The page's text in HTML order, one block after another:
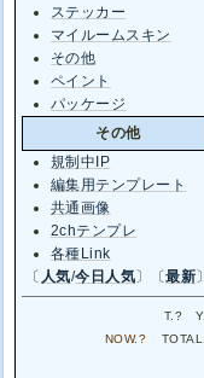
ステッカー
マイルームスキン
その他
ペイント
パッケージ
その他
規制中IP
編集用テンプレート
共通画像
2chテンプレ
各種Link
〔 人気/今日人気〕〔最新〕
T. ? Y.
NOW.? TOTAL.